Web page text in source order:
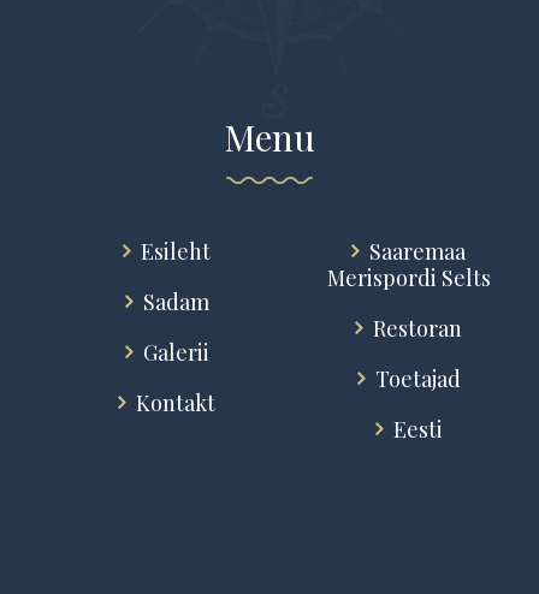
Menu
Esileht
Sadam
Galerii
Kontakt
Saaremaa
Merispordi Selts
Restoran
Toetajad
Eesti